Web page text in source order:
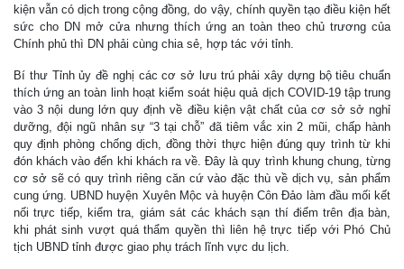
kiện vẫn có dịch trong cộng đồng, do vậy, chính quyền tạo điều kiện hết
sức cho DN mở cửa nhưng thích ứng an toàn theo chủ trương của
Chính phủ thì DN phải cùng chia sẻ, hợp tác với tỉnh.
Bí thư Tỉnh ủy đề nghị các cơ sở lưu trú phải xây dựng bộ tiêu chuẩn
thích ứng an toàn linh hoạt kiểm soát hiệu quả dịch COVID-19 tập trung
vào 3 nội dung lớn quy định về điều kiện vật chất của cơ sở sở nghỉ
dưỡng, đội ngũ nhân sự “3 tại chỗ” đã tiêm vắc xin 2 mũi, chấp hành
quy định phòng chống dịch, đồng thời thực hiện đúng quy trình từ khi
đón khách vào đến khi khách ra về. Đây là quy trình khung chung, từng
cơ sở sẽ có quy trình riêng căn cứ vào đặc thù về dịch vụ, sản phẩm
cung ứng. UBND huyện Xuyên Mộc và huyện Côn Đảo làm đầu mối kết
nối trực tiếp, kiểm tra, giám sát các khách sạn thí điểm trên địa bàn,
khi phát sinh vượt quá thẩm quyền thì liên hệ trực tiếp với Phó Chủ
tịch UBND tỉnh được giao phụ trách lĩnh vực du lịch.